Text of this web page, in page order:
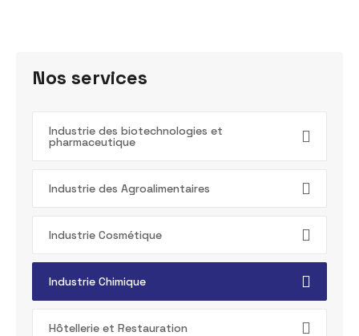
Nos services
Industrie des biotechnologies et
pharmaceutique
Industrie des Agroalimentaires
Industrie Cosmétique
Industrie Chimique
Hôtellerie et Restauration